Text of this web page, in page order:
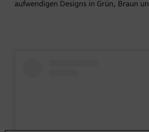
aufwendigen Designs in Grün, Braun